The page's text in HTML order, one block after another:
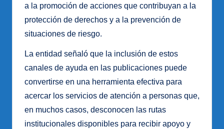
a la promoción de acciones que contribuyan a la
protección de derechos y a la prevención de
situaciones de riesgo.
La entidad señaló que la inclusión de estos
canales de ayuda en las publicaciones puede
convertirse en una herramienta efectiva para
acercar los servicios de atención a personas que,
en muchos casos, desconocen las rutas
institucionales disponibles para recibir apoyo y